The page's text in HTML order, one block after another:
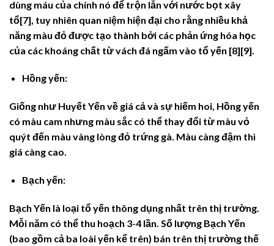
dùng máu của chính nó để trộn lẫn với nước bọt xây
tổ[7], tuy nhiên quan niệm hiện đại cho rằng nhiều khả
năng màu đỏ được tạo thành bởi các phản ứng hóa học
của các khoáng chất từ vách đá ngấm vào tổ yến [8][9].
Hồng yến:
Giống như Huyết Yến về giá cả và sự hiếm hoi, Hồng yến
có màu cam nhưng màu sắc có thể thay đổi từ màu vỏ
quýt đến màu vàng lòng đỏ trứng gà. Màu càng đậm thì
giá càng cao.
Bạch yến:
Bạch Yến là loại tổ yến thông dụng nhất trên thị trường.
Mỗi năm có thể thu hoạch 3-4 lần. Số lượng Bạch Yến
(bao gồm cả ba loài yến kể trên) bán trên thị trường thế